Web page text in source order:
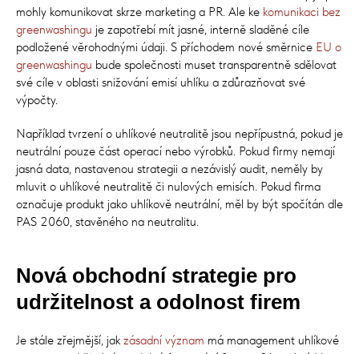
mohly komunikovat skrze marketing a PR. Ale ke komunikaci bez
greenwashingu je zapotřebí mít jasné, interně sladěné cíle
podložené věrohodnými údaji. S příchodem nové směrnice EU o
greenwashingu bude společnosti muset transparentně sdělovat
své cíle v oblasti snižování emisí uhlíku a zdůrazňovat své
výpočty.
Například tvrzení o uhlíkové neutralitě jsou nepřípustná, pokud je
neutrální pouze část operací nebo výrobků. Pokud firmy nemají
jasná data, nastavenou strategii a nezávislý audit, neměly by
mluvit o uhlíkové neutralitě či nulových emisích. Pokud firma
označuje produkt jako uhlíkově neutrální, měl by být spočítán dle
PAS 2060, stavěného na neutralitu.
Nová obchodní strategie pro
udržitelnost a odolnost firem
Je stále zřejmější, jak zásadní význam má management uhlíkové